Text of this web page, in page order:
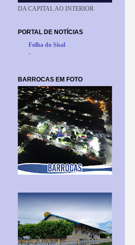
DA CAPITAL AO INTERIOR
PORTAL DE NOTÍCIAS
Folha do Sisal
-
BARROCAS EM FOTO